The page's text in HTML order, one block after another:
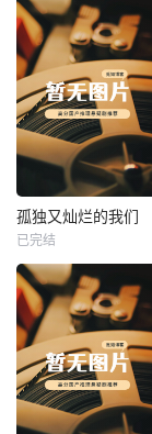
未知
热播
未知
孤独又灿烂的我们
已完结